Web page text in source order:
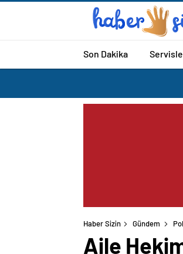
Son Dakika
Haber Sizin Gündem
Aile